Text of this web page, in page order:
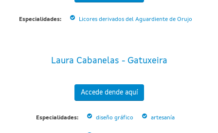
Especialidades: Licores derivados del Aguardiente de Orujo
Laura Cabanelas - Gatuxeira
Accede dende aquí
Especialidades: diseño gráfico artesanía